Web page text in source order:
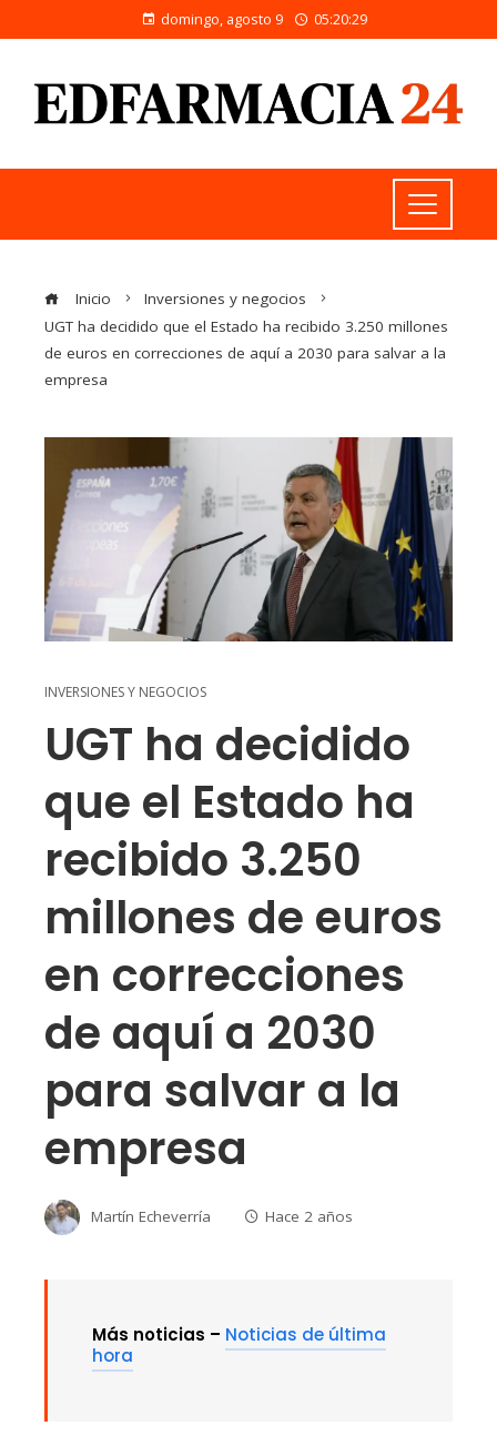
domingo, agosto 9 05:20:29
Inicio
Inversiones y negocios
UGT ha decidido que el Estado ha recibido 3.250 millones
de euros en correcciones de aquí a 2030 para salvar a la
empresa
INVERSIONES Y NEGOCIOS
UGT ha decidido
que el Estado ha
recibido 3.250
millones de euros
en correcciones
de aquí a 2030
para salvar a la
empresa
Martín Echeverría Hace 2 años
Más noticias – Noticias de última
hora